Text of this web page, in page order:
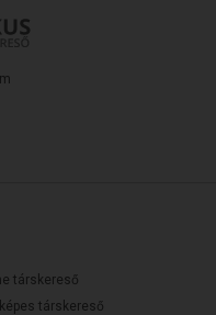
társkereső
társkereső